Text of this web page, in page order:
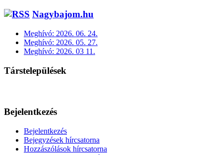
Nagybajom.hu
Meghívó: 2026. 06. 24.
Meghívó: 2026. 05. 27.
Meghívó: 2026. 03 11.
Társtelepülések
Bejelentkezés
Bejelentkezés
Bejegyzések hírcsatorna
Hozzászólások hírcsatorna